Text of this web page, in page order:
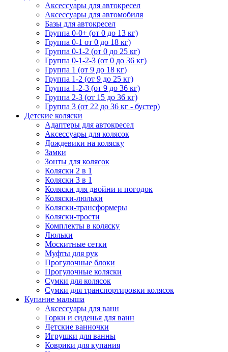
Аксессуары для автокресел
Аксессуары для автомобиля
Базы для автокресел
Группа 0-0+ (от 0 до 13 кг)
Группа 0-1 от 0 до 18 кг)
Группа 0-1-2 (от 0 до 25 кг)
Группа 0-1-2-3 (от 0 до 36 кг)
Группа 1 (от 9 до 18 кг)
Группа 1-2 (от 9 до 25 кг)
Группа 1-2-3 (от 9 до 36 кг)
Группа 2-3 (от 15 до 36 кг)
Группа 3 (от 22 до 36 кг - бустер)
Детские коляски
Адаптеры для автокресел
Аксессуары для колясок
Дождевики на коляску
Замки
Зонты для колясок
Коляски 2 в 1
Коляски 3 в 1
Коляски для двойни и погодок
Коляски-люльки
Коляски-трансформеры
Коляски-трости
Комплекты в коляску
Люльки
Москитные сетки
Муфты для рук
Прогулочные блоки
Прогулочные коляски
Сумки для колясок
Сумки для транспортировки колясок
Купание малыша
Аксессуары для ванн
Горки и сиденья для ванн
Детские ванночки
Игрушки для ванны
Коврики для купания